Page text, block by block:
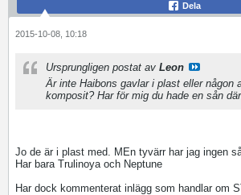
Dela
2015-10-08, 10:18
Ursprungligen postat av Leon
Är inte Haibons gavlar i plast eller någon
komposit? Har för mig du hade en sån
Jo de är i plast med. MEn tyvärr har jag ingen
Har bara Trulinoya och Neptune
Har dock kommenterat inlägg som handlar om